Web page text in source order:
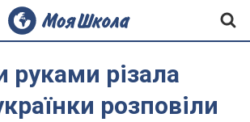
руками різала
розповіли